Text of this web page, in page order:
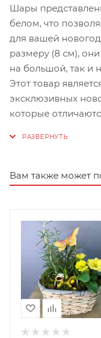
Шары
белом, что
для вашей
размеру (8 см),
на большой, так и
Этот товар
эксклюзивных
которые
Вам также может